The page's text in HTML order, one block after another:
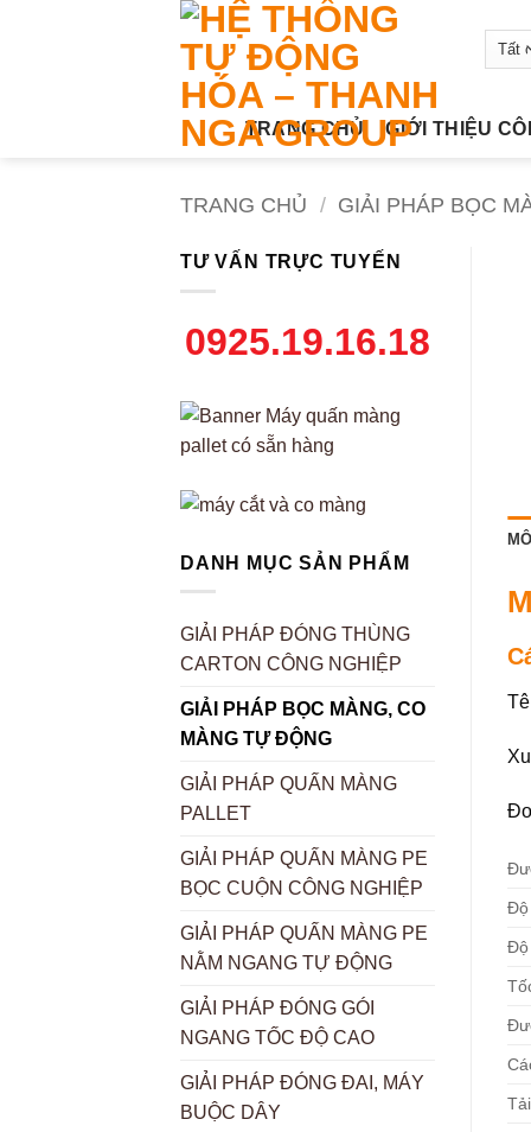
TRANG CHỦ
GIỚI THIỆU
TRANG CHỦ / GIẢI PHÁP BỌC
TƯ VẤN TRỰC TUYẾN
0925.19.16.18
DANH MỤC SẢN PHẨM
GIẢI PHÁP ĐÓNG THÙNG
CARTON CÔNG NGHIỆP
GIẢI PHÁP BỌC MÀNG, CO
MÀNG TỰ ĐỘNG
GIẢI PHÁP QUẤN MÀNG
PALLET
GIẢI PHÁP QUẤN MÀNG PE
BỌC CUỘN CÔNG NGHIỆP
GIẢI PHÁP QUẤN MÀNG PE
NẰM NGANG TỰ ĐỘNG
GIẢI PHÁP ĐÓNG GÓI
NGANG TỐC ĐỘ CAO
GIẢI PHÁP ĐÓNG ĐAI, MÁY
BUỘC DÂY
Độ
Độ